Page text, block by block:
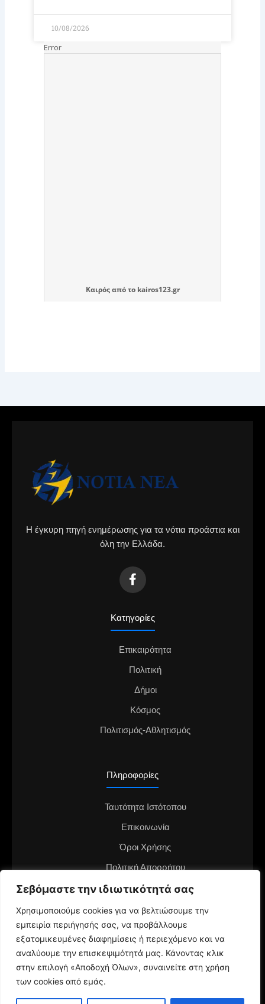
Σεβόμαστε την ιδιωτικότητά σας
Χρησιμοποιούμε cookies για να βελτιώσουμε την
εμπειρία περιήγησής σας, να προβάλλουμε
εξατομικευμένες διαφημίσεις ή περιεχόμενο και να
αναλύουμε την επισκεψιμότητά μας. Κάνοντας κλικ
στην επιλογή «Αποδοχή Όλων», συναινείτε στη χρήση
των cookies από εμάς.
10/08/2026
Καιρόςαπό το kairos123.gr
Η έγκυρη πηγή ενημέρωσης για τα νότια προάστια και
όλη την Ελλάδα.
Κατηγορίες
Επικαιρότητα
Πολιτική
Δήμοι
Κόσμος
Πολιτισμός-Αθλητισμός
Πληροφορίες
Ταυτότητα Ιστότοπου
Επικοινωνία
Όροι Χρήσης
Πολιτική Απορρήτου
Διαφημιστείτε στο notianea.gr
Γίνε ο ανταποκριτής στην περιοχή σου
© 2024 NotiaNea.gr | Maintained by